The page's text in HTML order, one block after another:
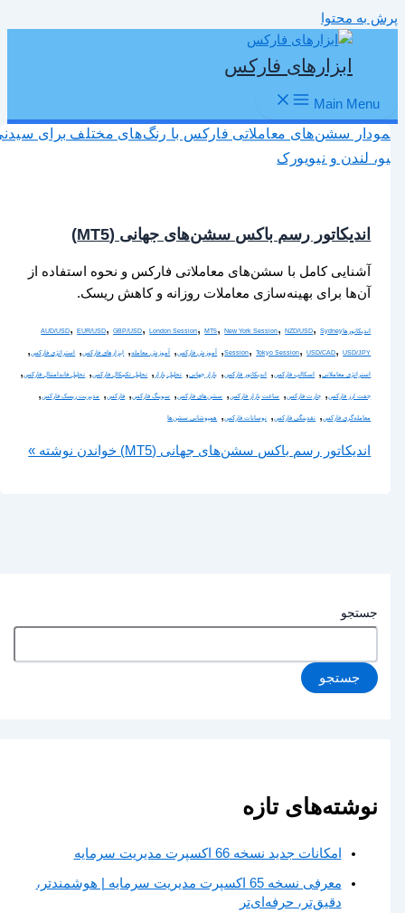
پرش به محتوا
ابزارهای فارکس
Main Menu
جستجو
جستجو
نوشته‌های تازه
امکانات جدید نسخه 66 اکسپرت مدیریت سرمایه
معرفی نسخه 65 اکسپرت مدیریت سرمایه | هوشمندتر،
دقیق‌تر، حرفه‌ای‌تر
اندیکاتور رسم باکس سشن‌های جهانی (MT5)
آشنایی کامل با سشن‌های معاملاتی فارکس و نحوه استفاده از
آن‌ها برای بهینه‌سازی معاملات روزانه و کاهش ریسک.
اندیکاتورها AUD/USD ,EUR/USD ,GBP/USD ,London Session ,MT5 ,New York Session ,NZD/USD ,Sydney
Session ,Tokyo Session ,USD/CAD ,USD/JPY
,آموزش فارکس, آموزش معامله,ابزارهای فارکس, استراتژی فارکس,
استراتژی معاملاتی,اسکالپ فارکس, اندیکاتور فارکس, بازار جهانی,تحلیل بازار, تحلیل تکنیکال فارکس, تحلیل فاندامنتال فارکس,
جفت ارز فارکس, چارت فارکس, ساعت بازار فارکس, سشن‌های فارکس, سوینگ فارکس, فارکس, مدیریت ریسک فارکس,
معامله‌گری فارکس, نقدینگی فارکس, نوسانات فارکس, همپوشانی سشن‌ها
اندیکاتور رسم باکس سشن‌های جهانی (MT5) خواندن نوشته »